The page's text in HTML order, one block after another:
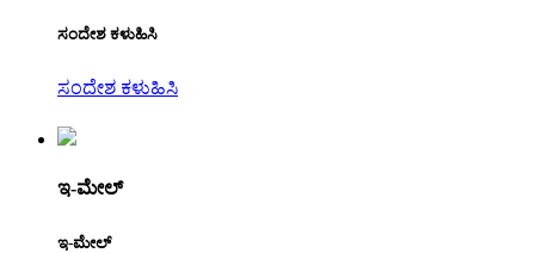
ಸಂದೇಶ ಕಳುಹಿಸಿ
ಸಂದೇಶ ಕಳುಹಿಸಿ
ಇ-ಮೇಲ್
ಇ-ಮೇಲ್